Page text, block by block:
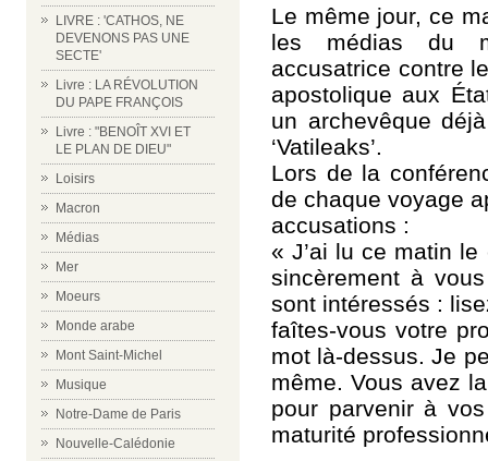
LIVRE : 'CATHOS, NE
DEVENONS PAS UNE
SECTE'
Livre : LA RÉVOLUTION
DU PAPE FRANÇOIS
Livre : "BENOÎT XVI ET
LE PLAN DE DIEU"
Loisirs
Macron
Médias
Mer
Moeurs
Monde arabe
Mont Saint-Michel
Musique
Notre-Dame de Paris
Nouvelle-Calédonie
Le même jour, ce
les médias du
accusatrice contre
apostolique aux
un archevêque
‘Vatileaks’.
Lors de la
de chaque voyage
accusations :
« J’ai lu ce matin
sincèrement à
sont intéressés :
faîtes-vous votre
mot là-dessus. Je
même. Vous avez
pour parvenir à
maturité